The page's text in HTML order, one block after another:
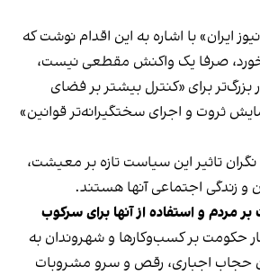
ایران» با اشاره به این اقدام نوشت که
صرفا یک واکنش مقطعی نیست،
بزرگ‌تر برای «کنترل بیشتر بر فضای
ثروت و اجرای سختگیرانه‌تر قوانین»
تاثیر این سیاست‌ تازه بر معیشت،
و زندگی اجتماعی آنها هستند.
مردم و استفاده از آنها برای سرکوب
حکومت بر کسب‌وکارها و شهروندان به
حجاب اجباری، رقص و سرو مشروبات